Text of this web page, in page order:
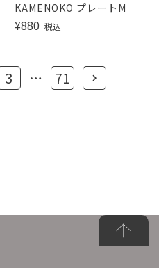
KAMENOKO プレートM
¥880 税込
3 … 71